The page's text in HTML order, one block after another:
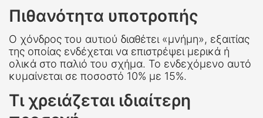
Πιθανότητα υποτροπής
Ο χόνδρος του αυτιού διαθέτει «μνήμη», εξαιτίας
της οποίας ενδέχεται να επιστρέψει μερικά ή
ολικά στο παλιό του σχήμα. Το ενδεχόμενο αυτό
κυμαίνεται σε ποσοστό 10% με 15%.
Τι χρειάζεται ιδιαίτερη